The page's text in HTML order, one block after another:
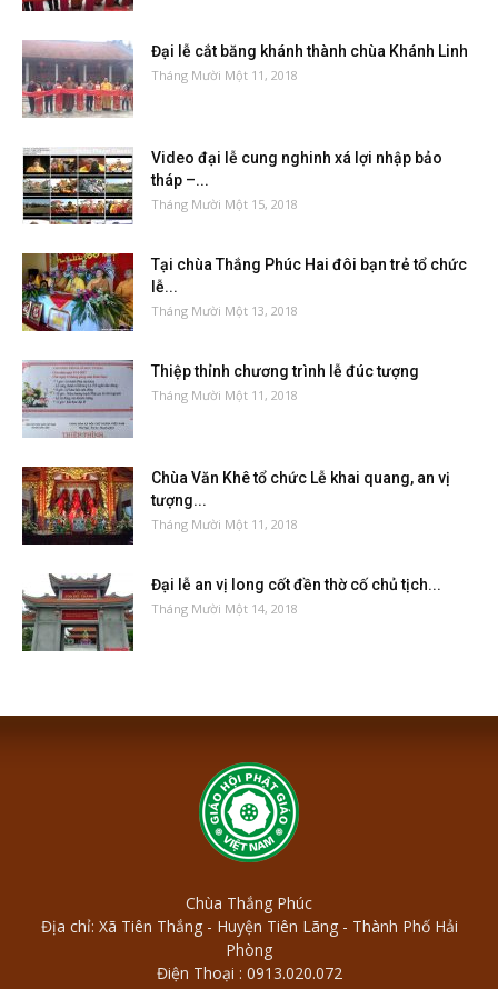
Đại lễ cắt băng khánh thành chùa Khánh Linh
Tháng Mười Một 11, 2018
Video đại lễ cung nghinh xá lợi nhập bảo
tháp –...
Tháng Mười Một 15, 2018
Tại chùa Thắng Phúc Hai đôi bạn trẻ tổ chức
lễ...
Tháng Mười Một 13, 2018
Thiệp thỉnh chương trình lễ đúc tượng
Tháng Mười Một 11, 2018
Chùa Văn Khê tổ chức Lễ khai quang, an vị
tượng...
Tháng Mười Một 11, 2018
Đại lễ an vị long cốt đền thờ cố chủ tịch...
Tháng Mười Một 14, 2018
Chùa Thắng Phúc
Địa chỉ: Xã Tiên Thắng - Huyện Tiên Lãng - Thành Phố Hải
Phòng
Điện Thoại : 0913.020.072